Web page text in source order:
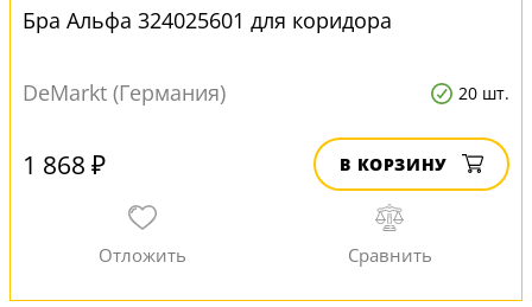
Бра Альфа 324025601 для коридора
DeMarkt (Германия) 20 шт.
1 868 ₽ В КОРЗИНУ